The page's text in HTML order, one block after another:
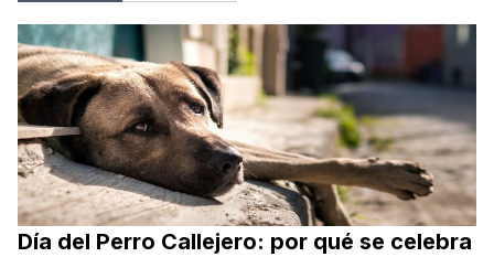
Día del Perro Callejero: por qué se celebra